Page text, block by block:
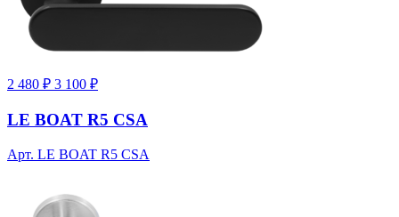
2 480 ₽ 3 100 ₽
LE BOAT R5 CSA
Арт. LE BOAT R5 CSA